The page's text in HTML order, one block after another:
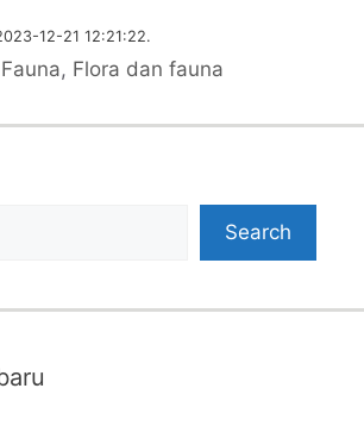
12-21 12:21:22.
Fauna, Flora dan fauna
Search